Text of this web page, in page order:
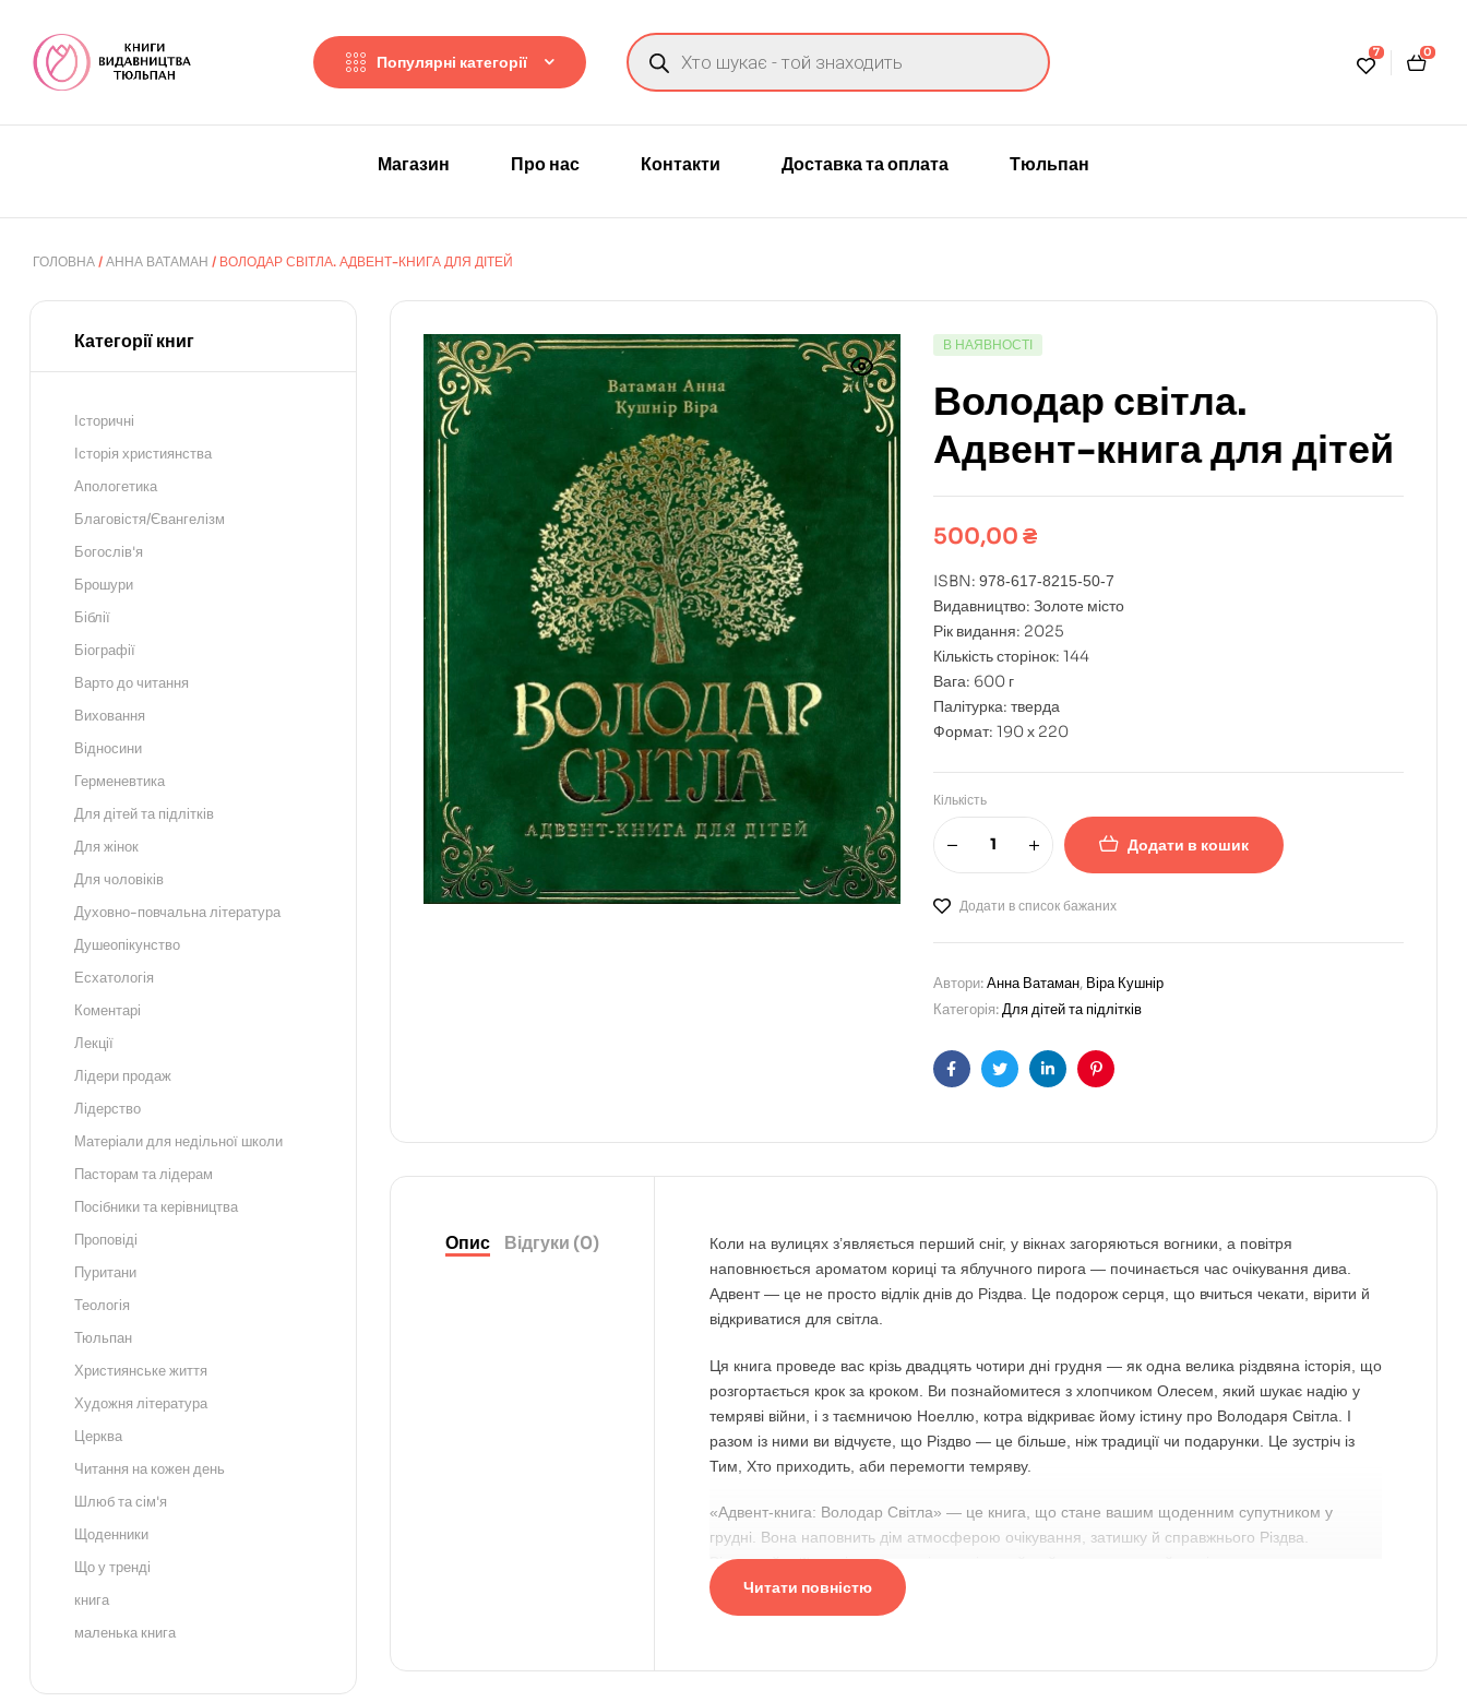
Популярні категорії
7 0
Магазин Про нас Контакти Доставка та оплата Тюльпан
ГОЛОВНА / АННА ВАТАМАН / ВОЛОДАР СВІТЛА. АДВЕНТ-КНИГА ДЛЯ ДІТЕЙ
В НАЯВНОСТІ
Володар світла.
Адвент-книга для дітей
500,00 ₴
ISBN: 978-617-8215-50-7
Видавництво: Золоте місто
Рік видання: 2025
Кількість сторінок: 144
Вага: 600 г
Палітурка: тверда
Формат: 190 х 220
Кількість
Додати в кошик
Додати в список бажаних
Автори:Анна Ватаман, Віра Кушнір
Категорія:Для дітей та підлітків
FacebookTwitterLinkedInPinterest
Опис Відгуки (0)
Коли на вулицях з’являється перший сніг, у вікнах загоряються вогники, а повітря
наповнюється ароматом кориці та яблучного пирога — починається час очікування дива.
Адвент — це не просто відлік днів до Різдва. Це подорож серця, що вчиться чекати, вірити й
відкриватися для світла.
Ця книга проведе вас крізь двадцять чотири дні грудня — як одна велика різдвяна історія, що
розгортається крок за кроком. Ви познайомитеся з хлопчиком Олесем, який шукає надію у
темряві війни, і з таємничою Ноеллю, котра відкриває йому істину про Володаря Світла. І
разом із ними ви відчуєте, що Різдво — це більше, ніж традиції чи подарунки. Це зустріч із
Тим, Хто приходить, аби перемогти темряву.
«Адвент-книга: Володар Світла» — це книга, що стане вашим щоденним супутником у
грудні. Вона наповнить дім атмосферою очікування, затишку й справжнього Різдва.
Відкривайте її сторінка за сторінкою, і нехай цей шлях стане найтеплішим подарунком для
всієї родини.
Читати повністю
Категорії книг
Історичні
Історія християнства
Апологетика
Благовістя/Євангелізм
Богослів'я
Брошури
Біблії
Біографії
Варто до читання
Виховання
Відносини
Герменевтика
Для дітей та підлітків
Для жінок
Для чоловіків
Духовно-повчальна література
Душеопікунство
Есхатологія
Коментарі
Лекції
Лідери продаж
Лідерство
Матеріали для недільної школи
Пасторам та лідерам
Посібники та керівництва
Проповіді
Пуритани
Теологія
Тюльпан
Християнське життя
Художня література
Церква
Читання на кожен день
Шлюб та сім'я
Щоденники
Що у тренді
книга
маленька книга